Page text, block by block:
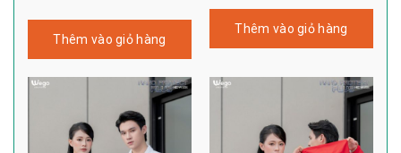
Thêm vào giỏ hàng
Thêm vào giỏ hàng